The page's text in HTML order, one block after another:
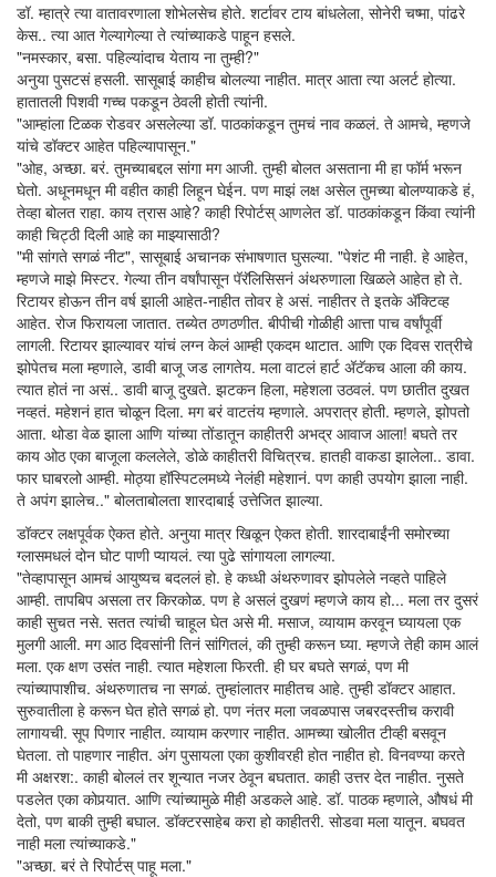
डॉ. म्हात्रे त्या वातावरणाला शोभेलसेच होते. शर्टावर टाय बांधलेला, सोनेरी चष्मा, पांढरे
केस.. त्या आत गेल्यागेल्या ते त्यांच्याकडे पाहून हसले.
"नमस्कार, बसा. पहिल्यांदाच येताय ना तुम्ही?"
अनुया पुसटसं हसली. सासूबाई काहीच बोलल्या नाहीत. मात्र आता त्या अलर्ट होत्या.
हातातली पिशवी गच्च पकडून ठेवली होती त्यांनी.
"आम्हांला टिळक रोडवर असलेल्या डॉ. पाठकांकडून तुमचं नाव कळलं. ते आमचे, म्हणजे
यांचे डॉक्टर आहेत पहिल्यापासून."
"ओह, अच्छा. बरं. तुमच्याबद्दल सांगा मग आजी. तुम्ही बोलत असताना मी हा फॉर्म भरून
घेतो. अधूनमधून मी वहीत काही लिहून घेईन. पण माझं लक्ष असेल तुमच्या बोलण्याकडे हं,
तेव्हा बोलत राहा. काय त्रास आहे? काही रिपोर्टस् आणलेत डॉ. पाठकांकडून किंवा त्यांनी
काही चिट्ठी दिली आहे का माझ्यासाठी?
"मी सांगते सगळं नीट", सासूबाई अचानक संभाषणात घुसल्या. "पेशंट मी नाही. हे आहेत,
म्हणजे माझे मिस्टर. गेल्या तीन वर्षांपासून पॅरॅलिसिसनं अंथरुणाला खिळले आहेत हो ते.
रिटायर होऊन तीन वर्ष झाली आहेत-नाहीत तोवर हे असं. नाहीतर ते इतके अ‍ॅक्टिव्ह
आहेत. रोज फिरायला जातात. तब्येत ठणठणीत. बीपीची गोळीही आत्ता पाच वर्षांपूर्वी
लागली. रिटायर झाल्यावर यांचं लग्न केलं आम्ही एकदम थाटात. आणि एक दिवस रात्रीचे
झोपेतच मला म्हणाले, डावी बाजू जड लागतेय. मला वाटलं हार्ट अ‍ॅटॅकच आला की काय.
त्यात होतं ना असं.. डावी बाजू दुखते. झटकन हिला, महेशला उठवलं. पण छातीत दुखत
नव्हतं. महेशनं हात चोळून दिला. मग बरं वाटतंय म्हणाले. अपरात्र होती. म्हणले, झोपतो
आता. थोडा वेळ झाला आणि यांच्या तोंडातून काहीतरी अभद्र आवाज आला! बघते तर
काय ओठ एका बाजूला कललेले, डोळे काहीतरी विचित्रच. हातही वाकडा झालेला.. डावा.
फार घाबरलो आम्ही. मोठ्या हॉस्पिटलमध्ये नेलंही महेशानं. पण काही उपयोग झाला नाही.
ते अपंग झालेच.." बोलताबोलता शारदाबाई उत्तेजित झाल्या.
डॉक्टर लक्षपूर्वक ऐकत होते. अनुया मात्र खिळून ऐकत होती. शारदाबाईंनी समोरच्या
ग्लासमधलं दोन घोट पाणी प्यायलं. त्या पुढे सांगायला लागल्या.
"तेव्हापासून आमचं आयुष्यच बदललं हो. हे कध्धी अंथरुणावर झोपलेले नव्हते पाहिले
आम्ही. तापबिप असला तर किरकोळ. पण हे असलं दुखणं म्हणजे काय हो... मला तर दुसरं
काही सुचत नसे. सतत त्यांची चाहूल घेत असे मी. मसाज, व्यायाम करवून घ्यायला एक
मुलगी आली. मग आठ दिवसांनी तिनं सांगितलं, की तुम्ही करून घ्या. म्हणजे तेही काम आलं
मला. एक क्षण उसंत नाही. त्यात महेशला फिरती. ही घर बघते सगळं, पण मी
त्यांच्यापाशीच. अंथरुणातच ना सगळं. तुम्हांलातर माहीतच आहे. तुम्ही डॉक्टर आहात.
सुरुवातीला हे करून घेत होते सगळं हो. पण नंतर मला जवळपास जबरदस्तीच करावी
लागायची. सूप पिणार नाहीत. व्यायाम करणार नाहीत. आमच्या खोलीत टीव्ही बसवून
घेतला. तो पाहणार नाहीत. अंग पुसायला एका कुशीवरही होत नाहीत हो. विनवण्या करते
मी अक्षरश:. काही बोललं तर शून्यात नजर ठेवून बघतात. काही उत्तर देत नाहीत. नुसते
पडलेत एका कोपर्‍यात. आणि त्यांच्यामुळे मीही अडकले आहे. डॉ. पाठक म्हणाले, औषधं मी
देतो, पण बाकी तुम्ही बघाल. डॉक्टरसाहेब करा हो काहीतरी. सोडवा मला यातून. बघवत
नाही मला त्यांच्याकडे."
"अच्छा. बरं ते रिपोर्टस् पाहू मला."